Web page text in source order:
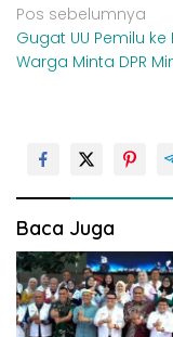
N
a
v
s
i
p
o
s
Pos sebelumnya
Gugat UU Pemilu ke
Warga Minta DPR
Baca Juga